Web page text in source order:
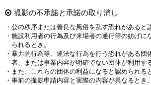
撮影の不承諾と承諾の取り消し
・公の秩序または善良な風俗を乱す恐れがあると
・施設利用者の行為及び来場者の通行等の妨げに
られるとき。
・暴力的行為等、違法な行為を行う恐れがある団
者、または事業内容が明確でない団体が利用す
・また、これらの団体の利益になると認められる
・事前の撮影申請内容と実際の内容が異なるとき。